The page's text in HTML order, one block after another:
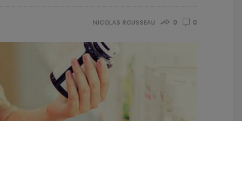
NICOLAS ROUSSEAU 0 0